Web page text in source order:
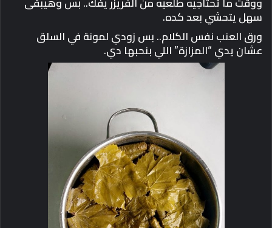
سهل يتحشي بعد كده.
ورق العنب نفس الكلام.. بس زودي لمونة في السلق
عشان يدي “المزازة” اللي بنحبها دي.